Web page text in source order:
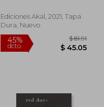
dcto.
Ediciones Akal, 2021, Tapa
Dura, Nuevo